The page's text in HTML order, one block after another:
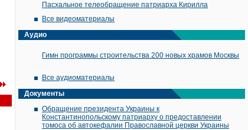
Пасхальное телеобращение патриарха Кирилла
Все видеоматериалы
Аудио
Гимн программы строительства 200 новых храмов Москвы
Все аудиоматериалы
Документы
Обращение президента Украины к
Константинопольскому патриарху о предоставлении
томоса об автокефалии Православной церкви Украины